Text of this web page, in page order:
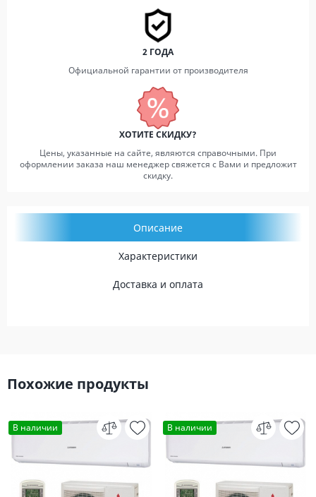
2 ГОДА
Официальной гарантии от производителя
ХОТИТЕ СКИДКУ?
Цены, указанные на сайте, являются справочными. При
оформлении заказа наш менеджер свяжется с Вами и предложит
скидку.
Описание
Характеристики
Доставка и оплата
Похожие продукты
В наличии В наличии